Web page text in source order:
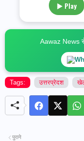
▶ Play
Aawaz News
Tags: उत्तरप्रेदश
पुराने